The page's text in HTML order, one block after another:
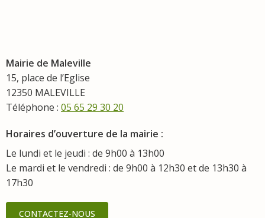
Mairie de Maleville
15, place de l’Eglise
12350 MALEVILLE
Téléphone : 05 65 29 30 20
Horaires d’ouverture de la mairie :
Le lundi et le jeudi : de 9h00 à 13h00
Le mardi et le vendredi : de 9h00 à 12h30 et de 13h30 à
17h30
CONTACTEZ-NOUS